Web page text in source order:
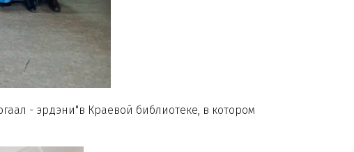
- эрдэни"в Краевой библиотеке, в котором